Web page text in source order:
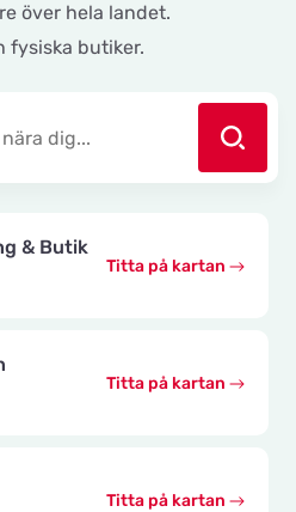
över hela landet.
fysiska butiker.
& Butik
Titta på kartan
Titta på kartan
Titta på kartan